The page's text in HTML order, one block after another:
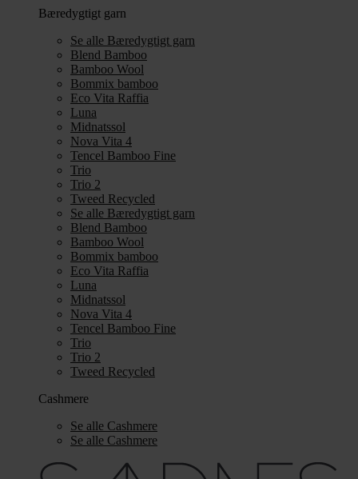
Bæredygtigt garn
Se alle Bæredygtigt garn
Blend Bamboo
Bamboo Wool
Bommix bamboo
Eco Vita Raffia
Luna
Midnatssol
Nova Vita 4
Tencel Bamboo Fine
Trio
Trio 2
Tweed Recycled
Se alle Bæredygtigt garn
Blend Bamboo
Bamboo Wool
Bommix bamboo
Eco Vita Raffia
Luna
Midnatssol
Nova Vita 4
Tencel Bamboo Fine
Trio
Trio 2
Tweed Recycled
Cashmere
Se alle Cashmere
Se alle Cashmere